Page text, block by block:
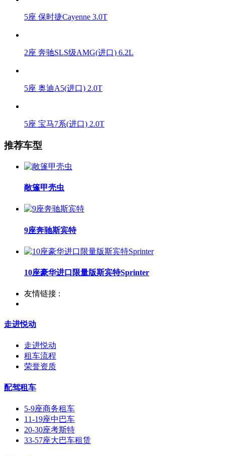
5座 保时捷Cayenne 3.0T
2座 奔驰SLS级AMG(进口) 6.2L
5座 奥迪A5(进口) 2.0T
5座 宝马7系(进口) 2.0T
推荐车型
敞篷甲壳虫
9座奔驰斯宾特
10座豪华进口限量版斯宾特Sprinter
友情链接 :
走进悦动
走进悦动
租车流程
荣誉资质
配驾租车
5-9座商务租车
11-19座中巴车
20-30座考斯特
33-57座大巴车租赁